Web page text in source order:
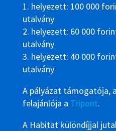
1. helyezett: 100 000
utalvány
2. helyezett: 60 000
utalvány
3. helyezett: 40 000
utalvány
A pályázat támogatója,
felajánlója a Tripont.
A Habitat különdíjjal